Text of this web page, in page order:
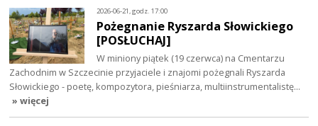
2026-06-21, godz. 17:00
Pożegnanie Ryszarda Słowickiego
[POSŁUCHAJ]
W miniony piątek (19 czerwca) na Cmentarzu
Zachodnim w Szczecinie przyjaciele i znajomi pożegnali Ryszarda
Słowickiego - poetę, kompozytora, pieśniarza, multiinstrumentalistę…
» więcej